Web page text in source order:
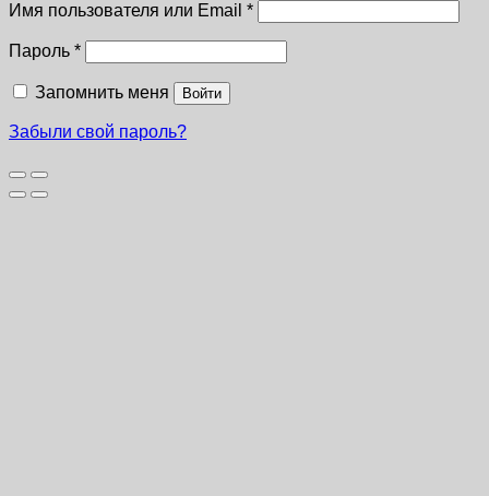
Имя пользователя или Email *
Пароль *
Запомнить меня Войти
Забыли свой пароль?